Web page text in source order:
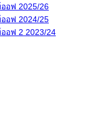
อฟ 2025/26
อฟ 2024/25
อฟ 2 2023/24